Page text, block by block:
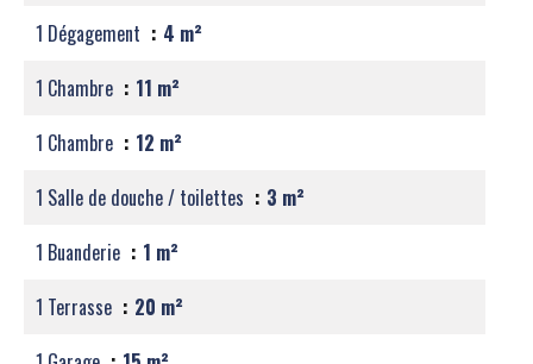
1 Dégagement
4 m²
1 Chambre
11 m²
1 Chambre
12 m²
1 Salle de douche / toilettes
3 m²
1 Buanderie
1 m²
1 Terrasse
20 m²